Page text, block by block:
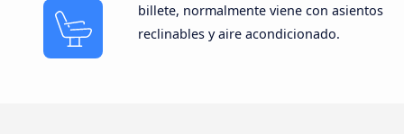
billete, normalmente viene con asientos
reclinables y aire acondicionado.